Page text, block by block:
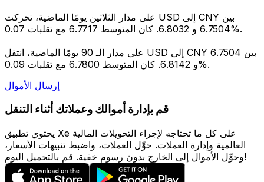
على مدار الثلاثين يومًا الماضية، تحركت USD إلى CNY بين
6.7504 و 6.8032. كان المتوسط 6.7717 مع تقلبات 0.07%.
على مدار الـ 90 يومًا الماضية، انتقل USD إلى CNY بين 6.7504
و 6.8142. كان المتوسط 6.7800 مع تقلبات 0.09%.
إرسال الأموال
قم بإدارة أموالك وعملاتك أثناء التنقل
يحتوي تطبيق Xe على كل ما تحتاجه لإجراء التحويلات المالية
العالمية وإدارة العملات. حوِّل العملات، واضبط تنبيهات الأسعار،
وحوِّل الأموال إلى الخارج بدون رسوم خفية. قم بالتحميل اليوم!